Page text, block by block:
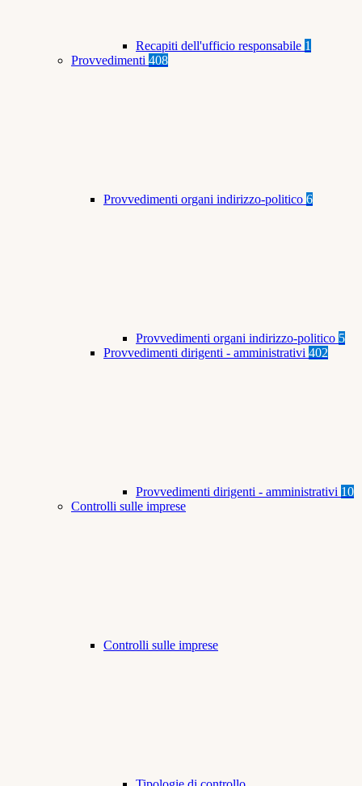
Recapiti dell'ufficio responsabile 1
Provvedimenti 408
Provvedimenti organi indirizzo-politico 6
Provvedimenti organi indirizzo-politico 5
Provvedimenti dirigenti - amministrativi 402
Provvedimenti dirigenti - amministrativi 10
Controlli sulle imprese
Controlli sulle imprese